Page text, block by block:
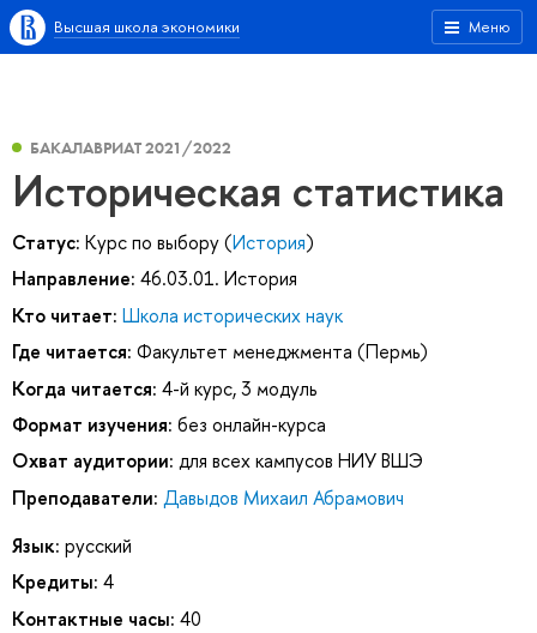
Меню
Высшая школа экономики
БАКАЛАВРИАТ 2021/2022
Историческая статистика
Статус: Курс по выбору (История)
Направление: 46.03.01. История
Кто читает: Школа исторических наук
Где читается: Факультет менеджмента (Пермь)
Когда читается: 4-й курс, 3 модуль
Формат изучения: без онлайн-курса
Охват аудитории: для всех кампусов НИУ ВШЭ
Преподаватели: Давыдов Михаил Абрамович
Язык: русский
Кредиты: 4
Контактные часы: 40